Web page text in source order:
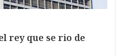
rey que se rio de